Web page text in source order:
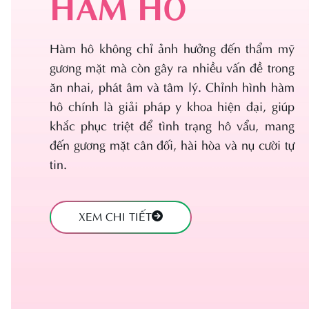
Căng da mặt
Độn thái dương
Độn rãnh cười
Cấy mỡ mặt
chuyển rốn
Thu hẹp âm
Thẩm mỹ tầng
sinh môn
Treo sa trễ
Hàm hô không chỉ ảnh hưởng đến thẩm mỹ
gương mặt mà còn gây ra nhiều vấn đề trong
ăn nhai, phát âm và tâm lý. Chỉnh hình hàm
hô chính là giải pháp y khoa hiện đại, giúp
khắc phục triệt để tình trạng hô vẩu, mang
đến gương mặt cân đối, hài hòa và nụ cười tự
tin.
XEM CHI TIẾT